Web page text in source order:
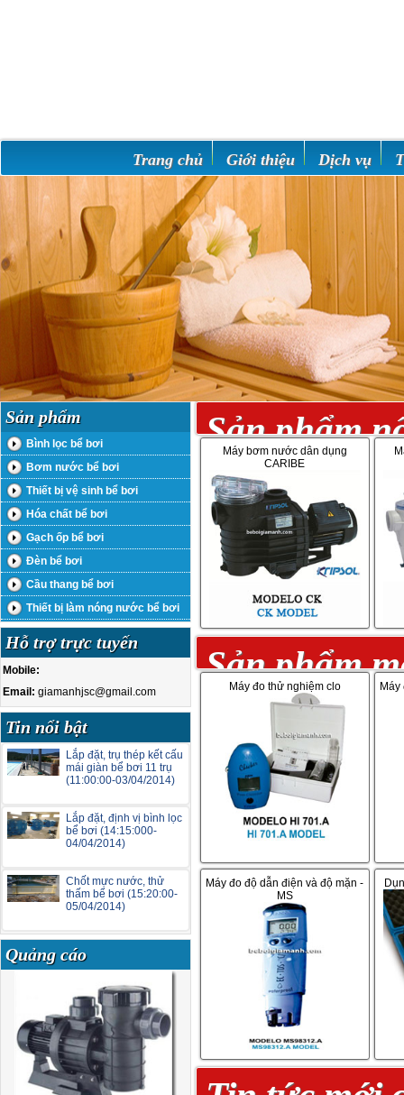
Trang chủ Giới thiệu Dịch vụ
Sản phẩm
Bình lọc bể bơi
Bơm nước bể bơi
Thiết bị vệ sinh bể bơi
Hóa chất bể bơi
Gạch ốp bể bơi
Đèn bể bơi
Cầu thang bể bơi
Thiết bị làm nóng nước bể bơi
Hỗ trợ trực tuyến
Mobile:
Email: giamanhjsc@gmail.com
Tin nổi bật
Lắp đặt, trụ thép kết cấu
mái giàn bể bơi 11 trụ
(11:00:00-03/04/2014)
Lắp đặt, định vị bình lọc
bể bơi (14:15:000-
04/04/2014)
Chốt mực nước, thử
thấm bể bơi (15:20:00-
05/04/2014)
Quảng cáo
Sản phẩm
Máy bơm nước dân dụng
CARIBE
Sản phẩm
Máy đo thử nghiệm clo
Máy đo độ dẫn điện và độ mặn -
MS